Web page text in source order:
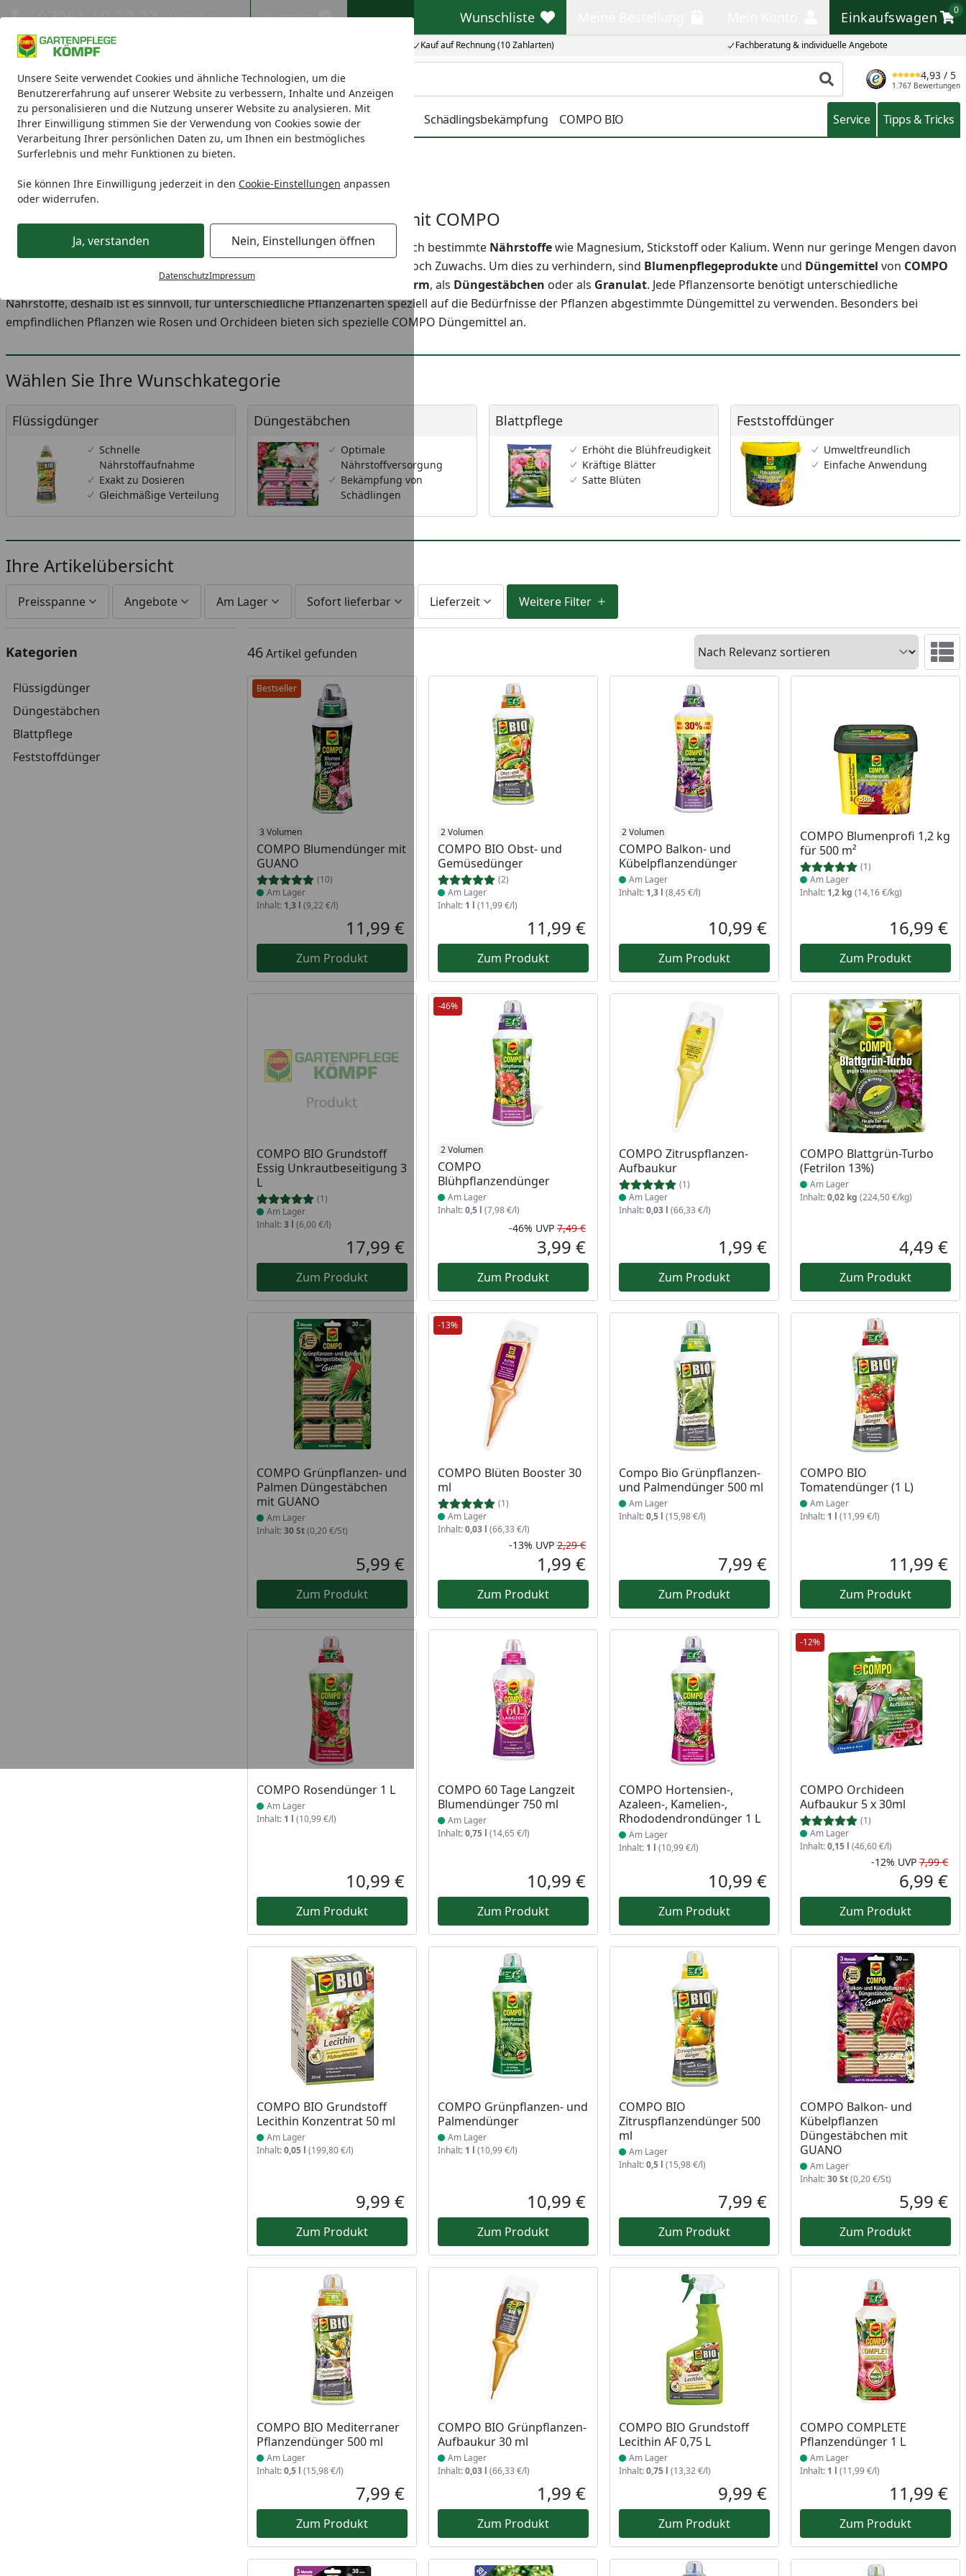
Unsere Seite verwendet Cookies und ähnliche Technologien, um die
Benutzererfahrung auf unserer Website zu verbessern, Inhalte und Anzeigen
zu personalisieren und die Nutzung unserer Website zu analysieren. Mit
Ihrer Einwilligung stimmen Sie der Verwendung von Cookies sowie der
Verarbeitung Ihrer persönlichen Daten zu, um Ihnen ein bestmögliches
Surferlebnis und mehr Funktionen zu bieten.
Sie können Ihre Einwilligung jederzeit in den Cookie-Einstellungen anpassen
oder widerrufen.
Ja, verstanden Nein, Einstellungen öffnen
DatenschutzImpressum
Eigene Montage-Teams Kauf auf Rechnung (10 Zahlarten) Fachberatung & individuelle Angebote
07051 / 9 22 22 Mo-Fr. 8-16 Uhr Kontakt Wunschliste
Wunschliste Einkaufswagen
0
Einkaufswagen
Produkt suchen
4,93 / 5
1.767 Bewertungen
Blumenerde Blumenpflege Rasenpflege Gartendünger Pflanzenschutz Schädlingsbekämpfung COMPO BIO Service Tipps & Tricks
Blumenpflege
Blumenpflege
Prachtvolle Blumen für Haus, Balkon und Garten mit COMPO
Alle Pflanzen benötigen zum Gedeihen neben Wasser und Kohlendioxid auch bestimmte Nährstoffewie Magnesium, Stickstoff oder Kalium. Wenn nur geringe Mengen davon
fehlen, verfärben sich die Blätter, die Pflanze wirkt schlapp und hat kaum noch Zuwachs. Um dies zu verhindern, sind Blumenpflegeprodukte und Düngemittel von COMPO
die beste Wahl. Bei COMPO Gartenpflege finden Sie Dünger in
flüssiger Form, als Düngestäbchen oder als Granulat. Jede Pflanzensorte benötigt unterschiedliche
Nährstoffe, deshalb ist es sinnvoll, für unterschiedliche Pflanzenarten speziell auf die Bedürfnisse der Pflanzen abgestimmte Düngemittel zu verwenden. Besonders bei
empfindlichen Pflanzen wie Rosen und Orchideen bieten sich spezielle COMPO Düngemittel an.
Wählen Sie Ihre Wunschkategorie
Flüssigdünger
Flüssigdünger
Schnelle
Nährstoffaufnahme
Exakt zu Dosieren
Gleichmäßige Verteilung
Düngestäbchen
Düngestäbchen
Optimale
Nährstoffversorgung
Bekämpfung von
Schädlingen
Blattpflege
Blattpflege
Erhöht die Blühfreudigkeit
Kräftige Blätter
Satte Blüten
Feststoffdünger
Feststoffdünger
Umweltfreundlich
Einfache Anwendung
Ihre Artikelübersicht
Preisspanne Angebote Am Lager Sofort lieferbar Lieferzeit Weitere Filter
Kategorien
Flüssigdünger
Düngestäbchen
Blattpflege
Feststoffdünger
46Artikel gefunden
Sortieren
Bestseller
3 Volumen
COMPO Blumendünger mit
GUANO
(10)
Produkt am Lager
Am Lager
Inhalt: 1,3 l (9,22 €/l)
Aktueller Preis
11,99 €
Zum Produkt
2 Volumen
COMPO BIO Obst- und
Gemüsedünger
(2)
Produkt am Lager
Am Lager
Inhalt: 1 l (11,99 €/l)
Aktueller Preis
11,99 €
Zum Produkt
2 Volumen
COMPO Balkon- und
Kübelpflanzendünger
Produkt am Lager
Am Lager
Inhalt: 1,3 l (8,45 €/l)
Aktueller Preis
10,99 €
Zum Produkt
COMPO Blumenprofi 1,2 kg
für 500 m²
(1)
Produkt am Lager
Am Lager
Inhalt: 1,2 kg (14,16 €/kg)
16,99 €
Zum Produkt
COMPO BIO Grundstoff
Essig Unkrautbeseitigung 3
L
(1)
Produkt am Lager
Am Lager
Inhalt: 3 l (6,00 €/l)
Aktueller Preis
17,99 €
Zum Produkt
-46%
2 Volumen
COMPO
Blühpflanzendünger
Produkt am Lager
Am Lager
Inhalt:0,5 l (7,98 €/l)
Rabatt in Prozent
-46%
Ursprünglicher Preis
UVP 7,49 €
Aktueller Preis
3,99 €
Zum Produkt
COMPO Zitruspflanzen-
Aufbaukur
(1)
Produkt am Lager
Am Lager
Inhalt:0,03 l (66,33 €/l)
Aktueller Preis
1,99 €
Zum Produkt
COMPO Blattgrün-Turbo
(Fetrilon 13%)
Produkt am Lager
Am Lager
Inhalt:0,02 kg (224,50 €/kg)
4,49 €
Zum Produkt
COMPO Grünpflanzen- und
Palmen Düngestäbchen
mit GUANO
Produkt am Lager
Am Lager
Inhalt: 30 St(0,20 €/St)
Aktueller Preis
5,99 €
Zum Produkt
-13%
COMPO Blüten Booster 30
ml
(1)
Produkt am Lager
Am Lager
Inhalt:0,03 l (66,33 €/l)
Rabatt in Prozent
-13%
Ursprünglicher Preis
UVP 2,29 €
Aktueller Preis
1,99 €
Zum Produkt
Compo Bio Grünpflanzen-
und Palmendünger 500 ml
Produkt am Lager
Am Lager
Inhalt:0,5 l (15,98 €/l)
Aktueller Preis
7,99 €
Zum Produkt
COMPO BIO
Tomatendünger (1 L)
Produkt am Lager
Am Lager
Inhalt: 1 l (11,99 €/l)
11,99 €
Zum Produkt
COMPO Rosendünger 1 L
Produkt am Lager
Am Lager
Inhalt: 1 l (10,99 €/l)
Aktueller Preis
10,99 €
Zum Produkt
COMPO 60 Tage Langzeit
Blumendünger 750 ml
Produkt am Lager
Am Lager
Inhalt:0,75 l (14,65 €/l)
Aktueller Preis
10,99 €
Zum Produkt
COMPO Hortensien-,
Azaleen-, Kamelien-,
Rhododendrondünger 1 L
Produkt am Lager
Am Lager
Inhalt: 1 l (10,99 €/l)
Aktueller Preis
10,99 €
Zum Produkt
-12%
COMPO Orchideen
Aufbaukur 5 x 30ml
(1)
Produkt am Lager
Am Lager
Inhalt:0,15 l (46,60 €/l)
-12% UVP 7,99 €
6,99 €
Zum Produkt
COMPO BIO Grundstoff
Lecithin Konzentrat 50 ml
Produkt am Lager
Am Lager
Inhalt:0,05 l (199,80 €/l)
Aktueller Preis
9,99 €
Zum Produkt
COMPO Grünpflanzen- und
Palmendünger
Produkt am Lager
Am Lager
Inhalt: 1 l (10,99 €/l)
Aktueller Preis
10,99 €
Zum Produkt
COMPO BIO
Zitruspflanzendünger 500
ml
Produkt am Lager
Am Lager
Inhalt:0,5 l (15,98 €/l)
Aktueller Preis
7,99 €
Zum Produkt
COMPO Balkon- und
Kübelpflanzen
Düngestäbchen mit
GUANO
Produkt am Lager
Am Lager
Inhalt:30 St(0,20 €/St)
5,99 €
Zum Produkt
COMPO BIO Mediterraner
Pflanzendünger 500 ml
Produkt am Lager
Am Lager
Inhalt:0,5 l (15,98 €/l)
Aktueller Preis
7,99 €
Zum Produkt
COMPO BIO Grünpflanzen-
Aufbaukur 30 ml
Produkt am Lager
Am Lager
Inhalt:0,03 l (66,33 €/l)
Aktueller Preis
1,99 €
Zum Produkt
COMPO BIO Grundstoff
Lecithin AF 0,75 L
Produkt am Lager
Am Lager
Inhalt:0,75 l (13,32 €/l)
Aktueller Preis
9,99 €
Zum Produkt
COMPO COMPLETE
Pflanzendünger 1 L
Produkt am Lager
Am Lager
Inhalt: 1 l (11,99 €/l)
11,99 €
Zum Produkt